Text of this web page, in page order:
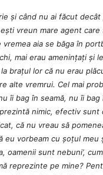
și când nu ai făcut decât
vreun mare agent care
aia se băga în
mai erau amenințați și
brațul lor că nu erau
alte vremrui. Cel mai
îi bag în seamă, nu îi
nimic, efectiv sunt
că nu vreau să
eu vorbeam cu șoțul meu
oamenii sunt nebuni’,
reprezinte pe mine?